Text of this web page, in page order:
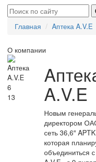
Главная Aптека A.V.E
О компании
6
13
A.V.E
Новым
директором
сеть 36,6″
которая
объединиться